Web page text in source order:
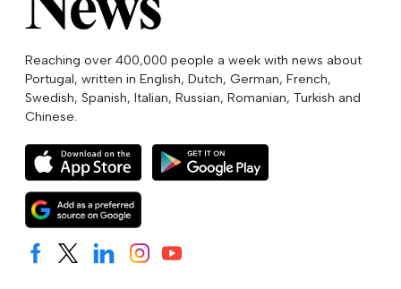
Reaching over 400,000 people a week with news about
Portugal, written in English, Dutch, German, French,
Swedish, Spanish, Italian, Russian, Romanian, Turkish and
Chinese.